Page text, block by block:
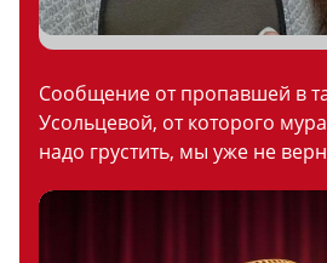
Сообщение от пропавшей в
Усольцевой, от которого
надо грустить, мы уже не